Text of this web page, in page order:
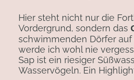
Hier steht nicht nur die
Vordergrund, sondern das
schwimmenden Dörfer auf
werde ich wohl nie
Sap ist ein riesiger
Wasservögeln. Ein